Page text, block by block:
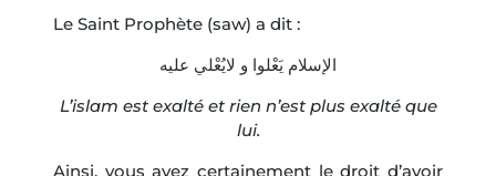
Le Saint Prophète (saw) a dit :
الإسلام يَعْلوا و لايُعْلي عليه
L’islam est exalté et rien n’est plus exalté que
lui.
Ainsi, vous avez certainement le droit d’avoir